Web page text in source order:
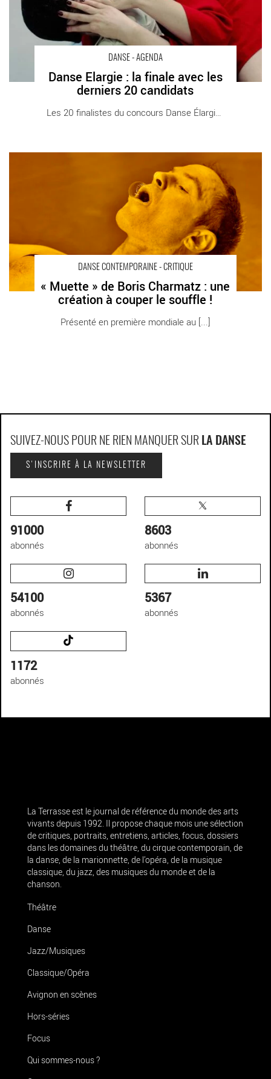
DANSE - AGENDA
Danse Elargie : la finale avec les
derniers 20 candidats
Les 20 finalistes du concours Danse Élargie [...]
DANSE CONTEMPORAINE - CRITIQUE
« Muette » de Boris Charmatz : une
création à couper le souffle !
Présenté en première mondiale au [...]
- Critique sortie Danse Villeneuve-lès-Avignon Avignon in. La
Chartreuse de Villeneuve lez Avignon
SUIVEZ-NOUS POUR NE RIEN MANQUER SUR LA DANSE
S'INSCRIRE À LA NEWSLETTER
91000
abonnés
8603
abonnés
54100
abonnés
5367
abonnés
1172
abonnés
La Terrasse est le journal de référence du monde des arts
vivants depuis 1992. Il propose chaque mois une sélection
de critiques, portraits, entretiens, articles, focus, dossiers
dans les domaines du théâtre, du cirque contemporain, de
la danse, de la marionnette, de l’opéra, de la musique
classique, du jazz, des musiques du monde et de la
chanson.
Théâtre
Danse
Jazz/Musiques
Classique/Opéra
Avignon en scènes
Hors-séries
Focus
Qui sommes-nous ?